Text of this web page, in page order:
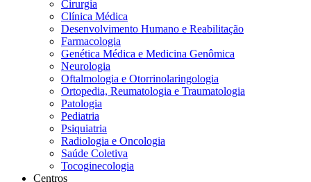
Cirurgia
Clínica Médica
Desenvolvimento Humano e Reabilitação
Farmacologia
Genética Médica e Medicina Genômica
Neurologia
Oftalmologia e Otorrinolaringologia
Ortopedia, Reumatologia e Traumatologia
Patologia
Pediatria
Psiquiatria
Radiologia e Oncologia
Saúde Coletiva
Tocoginecologia
Centros